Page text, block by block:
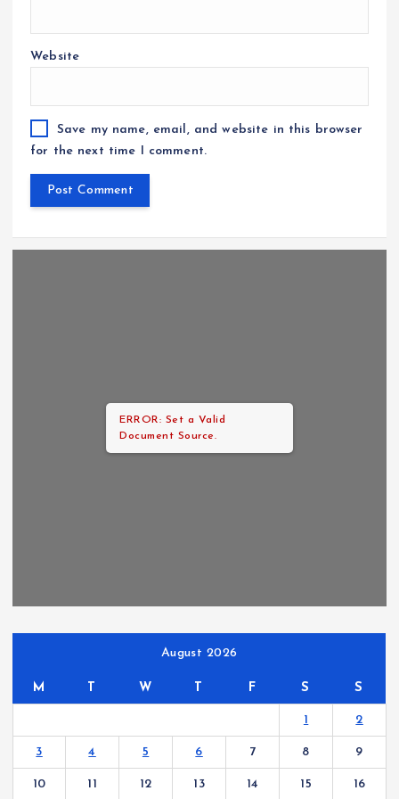
Website
Save my name, email, and website in this browser
for the next time I comment.
ERROR: Set a Valid
Document Source.
August 2026
M T W T F S S
1 2
3 4 5 6 7 8 9
10 11 12 13 14 15 16